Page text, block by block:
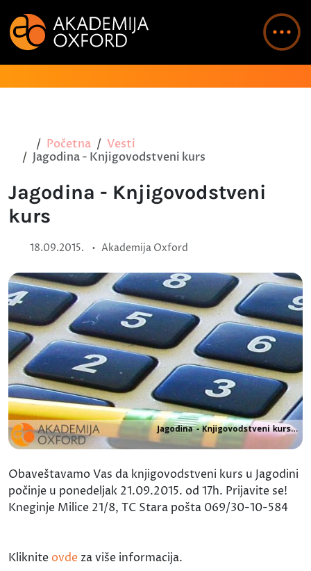
Početna
Vesti
Jagodina - Knjigovodstveni kurs
Jagodina - Knjigovodstveni
kurs
18.09.2015. • Akademija Oxford
Obaveštavamo Vas da knjigovodstveni kurs u Jagodini
počinje u ponedeljak 21.09.2015. od 17h. Prijavite se!
Kneginje Milice 21/8, TC Stara pošta 069/30-10-584
Kliknite ovde za više informacija.